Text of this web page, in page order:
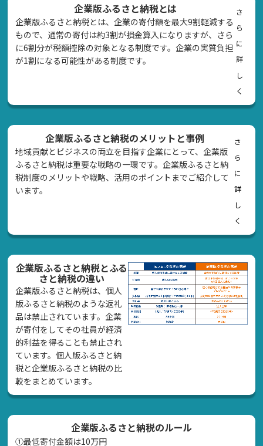
企業版ふるさと納税とは
企業版ふるさと納税とは、企業の寄付額を最大9割軽減する
もので、通常の寄付は約3割が損金算入になりますが、さら
に6割分が税額控除の対象となる制度です。企業の実質負担
が1割になる可能性がある制度です。
さ
ら
に
詳
し
く
企業版ふるさと納税のメリットと事例
地域貢献とビジネスの両立を目指す企業にとって、企業版
ふるさと納税は重要な戦略の一環です。企業版ふるさと納
税制度のメリットや戦略、活用のポイントまでご紹介して
います。
さ
ら
に
詳
し
く
企業版ふるさと納税とふる
さと納税の違い
企業版ふるさと納税は、個人
版ふるさと納税のような返礼
品は禁止されています。企業
が寄付をしてその社員が経済
的利益を得ることも禁止され
ています。個人版ふるさと納
税と企業版ふるさと納税の比
較をまとめています。
企業版ふるさと納税のルール
①最低寄付金額は10万円